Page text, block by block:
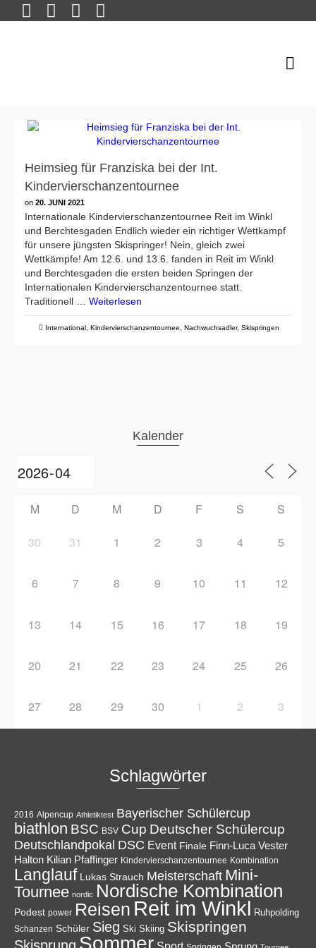
Heimsieg für Franziska bei der Int.
Kindervierschanzentournee
on 20. JUNI 2021
Internationale Kindervierschanzentournee Reit im Winkl
und Berchtesgaden Endlich wieder ein richtiger Wettkampf
für unsere jüngsten Skispringer! Nein, gleich zwei
Wettkämpfe! Am 12.6. und 13.6. fanden in Reit im Winkl
und Berchtesgaden die ersten beiden Springen der
Internationalen Kindervierschanzentournee statt.
Traditionell … Weiterlesen
International Kindervierschanzentournee Nachwuchsadler, Skispringen
Kalender
M D M D F S S
30 31 1 2 3 4 5
6 7 8 9 10 11 12
13 14 15 16 17 18 19
20 21 22 23 24 25 26
27 28 29 30 1 2 3
Schlagwörter
2016 Alpencup Athletiktest Bayerischer Schülercup
biathlon BSC BSV Cup Deutscher Schülercup
Deutschlandpokal DSC Event Finale Finn-Luca Vester
Halton Kilian Pfaffinger Kindervierschanzentournee Kombination
Langlauf Lukas Strauch Meisterschaft Mini-
Tournee nordic Nordische Kombination
Podest power Reisen Reit im Winkl Ruhpolding
Schanzen Schüler Sieg Ski Skiing Skispringen
Sommer